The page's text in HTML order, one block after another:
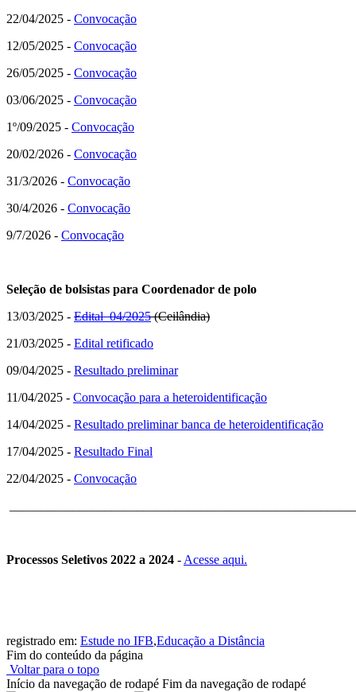
22/04/2025 - Convocação
12/05/2025 - Convocação
26/05/2025 - Convocação
03/06/2025 - Convocação
1º/09/2025 - Convocação
20/02/2026 - Convocação
31/3/2026 - Convocação
30/4/2026 - Convocação
9/7/2026 - Convocação
Seleção de bolsistas para Coordenador de polo
13/03/2025 - Edital 04/2025(Ceilândia)
21/03/2025 - Edital retificado
09/04/2025 - Resultado preliminar
11/04/2025 - Convocação para a heteroidentificação
14/04/2025 - Resultado preliminar banca de heteroidentificação
17/04/2025 - Resultado Final
22/04/2025 - Convocação
Processos Seletivos 2022 a 2024 - Acesse aqui.
registrado em: Estude no IFB,Educação a Distância
Fim do conteúdo da página
Voltar para o topo
Início da navegação de rodapé Fim da navegação de rodapé